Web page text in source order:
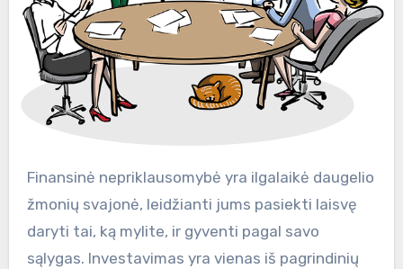
Finansinė nepriklausomybė yra ilgalaikė daugelio
žmonių svajonė, leidžianti jums pasiekti laisvę
daryti tai, ką mylite, ir gyventi pagal savo
sąlygas. Investavimas yra vienas iš pagrindinių